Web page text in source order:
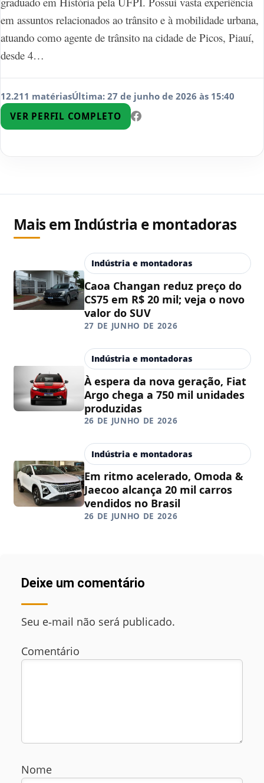
em assuntos relacionados ao trânsito e à mobilidade urbana,
atuando como agente de trânsito na cidade de Picos, Piauí,
desde 4…
12.211 matériasÚltima: 27 de junho de 2026 às 15:40
VER PERFIL COMPLETO
Mais em Indústria e montadoras
Indústria e montadoras
Caoa Changan reduz preço do
CS75 em R$ 20 mil; veja o novo
valor do SUV
27 DE JUNHO DE 2026
Indústria e montadoras
À espera da nova geração, Fiat
Argo chega a 750 mil unidades
produzidas
26 DE JUNHO DE 2026
Indústria e montadoras
Em ritmo acelerado, Omoda &
Jaecoo alcança 20 mil carros
vendidos no Brasil
26 DE JUNHO DE 2026
Deixe um comentário
Seu e‑mail não será publicado.
Comentário
Nome